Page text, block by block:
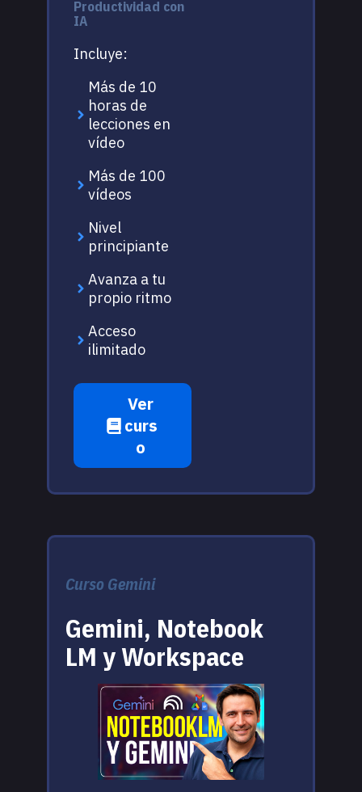
Productividad con
IA
Incluye:
Más de 10
horas de
lecciones en
vídeo
Más de 100
vídeos
Nivel
principiante
Avanza a tu
propio ritmo
Acceso
ilimitado
Ver
curs
o
Curso Gemini
Gemini, Notebook
LM y Workspace